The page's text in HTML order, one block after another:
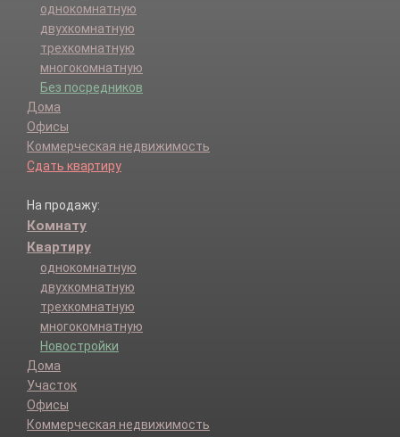
однокомнатную
двухкомнатную
трехкомнатную
многокомнатную
Без посредников
Дома
Офисы
Коммерческая недвижимость
Сдать квартиру
На продажу:
Комнату
Квартиру
однокомнатную
двухкомнатную
трехкомнатную
многокомнатную
Новостройки
Дома
Участок
Офисы
Коммерческая недвижимость